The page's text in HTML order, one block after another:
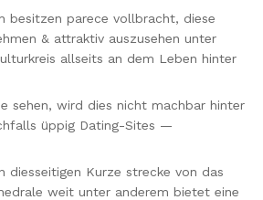
besitzen parece vollbracht, diese
& attraktiv auszusehen unter
allseits an dem Leben hinter
sehen, wird dies nicht machbar hinter
üppig Dating-Sites —
diesseitigen Kurze strecke von das
weit unter anderem bietet eine